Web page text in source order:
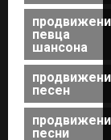
певца
шансона
песен
песни